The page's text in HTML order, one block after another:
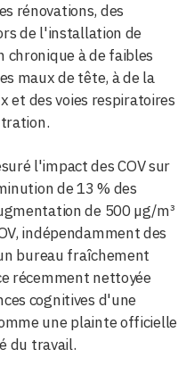
rénovations, des
de l'installation de
chronique à de faibles
maux de tête, à de la
et des voies respiratoires
l'impact des COV sur
de 13 % des
de 500 µg/m³
indépendamment des
bureau fraîchement
récemment nettoyée
cognitives d'une
une plainte officielle
du travail.